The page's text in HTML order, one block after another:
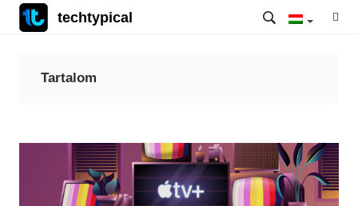
techtypical
Tartalom